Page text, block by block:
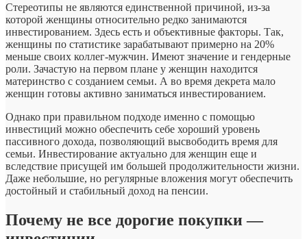
Стереотипы не являются единственной причиной, из-за
которой женщины относительно редко занимаются
инвестированием. Здесь есть и объективные факторы. Так,
женщины по статистике зарабатывают примерно на 20%
меньше своих коллег-мужчин. Имеют значение и гендерные
роли. Зачастую на первом плане у женщин находится
материнство с созданием семьи. А во время декрета мало
женщин готовы активно заниматься инвестированием.
Однако при правильном подходе именно с помощью
инвестиций можно обеспечить себе хороший уровень
пассивного дохода, позволяющий высвободить время для
семьи. Инвестирование актуально для женщин еще и
вследствие присущей им большей продолжительности жизни.
Даже небольшие, но регулярные вложения могут обеспечить
достойный и стабильный доход на пенсии.
Почему не все дорогие покупки —